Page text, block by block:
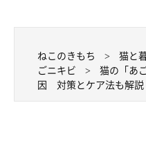
ねこのきもち投稿写真ギャラリー
猫のあごニキビを予防するた
ねこのきもち 猫と
ごニキビ
猫の「あ
因 対策とケア法も解